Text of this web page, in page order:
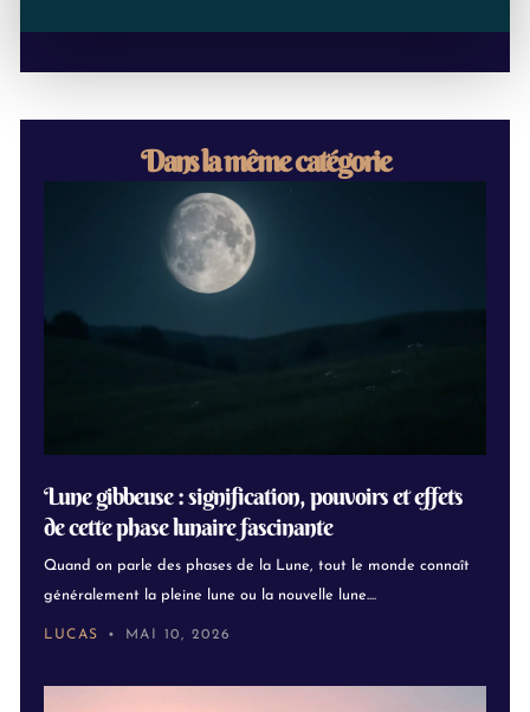
Dans la même catégorie
Lune gibbeuse : signification, pouvoirs et effets
de cette phase lunaire fascinante
Quand on parle des phases de la Lune, tout le monde connaît
généralement la pleine lune ou la nouvelle lune....
LUCAS MAI 10, 2026